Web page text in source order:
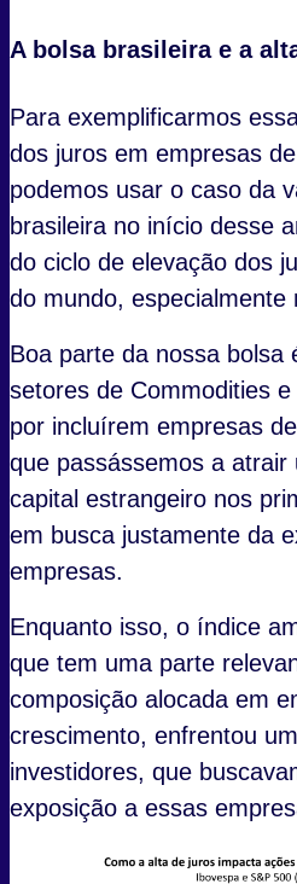
A bolsa brasileira e a
Para exemplificarmos
dos juros em empresas
podemos usar o caso da
brasileira no início desse
do ciclo de elevação dos
do mundo, especialmente
Boa parte da nossa bolsa
setores de Commodities
por incluírem empresas
que passássemos a
capital estrangeiro nos
em busca justamente da
empresas.
Enquanto isso, o índice
que tem uma parte
composição alocada em
crescimento, enfrentou
investidores, que
exposição a essas